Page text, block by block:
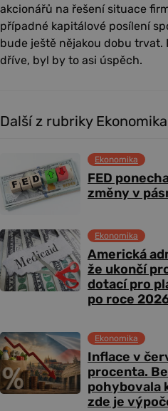
akcionářů na řešení situace
případné kapitálové posílení
bude ještě nějakou dobu trvat.
dříve, byl by to asi úspěch.
Další z rubriky Ekonomika
FED
změny v
Ekonomika
Americká
že ukončí
dotací pro
po roce
Ekonomika
Inflace v
procenta.
pohybovala
zde je
Ekonomika